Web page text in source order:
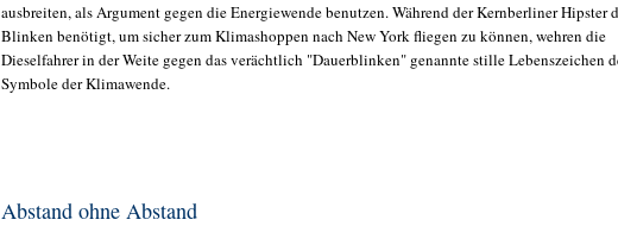
ausbreiten, als Argument gegen die Energiewende benutzen. Während der Kernberliner Hipster
Blinken benötigt, um sicher zum Klimashoppen nach New York fliegen zu können, wehren die
Dieselfahrer in der Weite gegen das verächtlich "Dauerblinken" genannte stille Lebenszeichen
Symbole der Klimawende.
Abstand ohne Abstand